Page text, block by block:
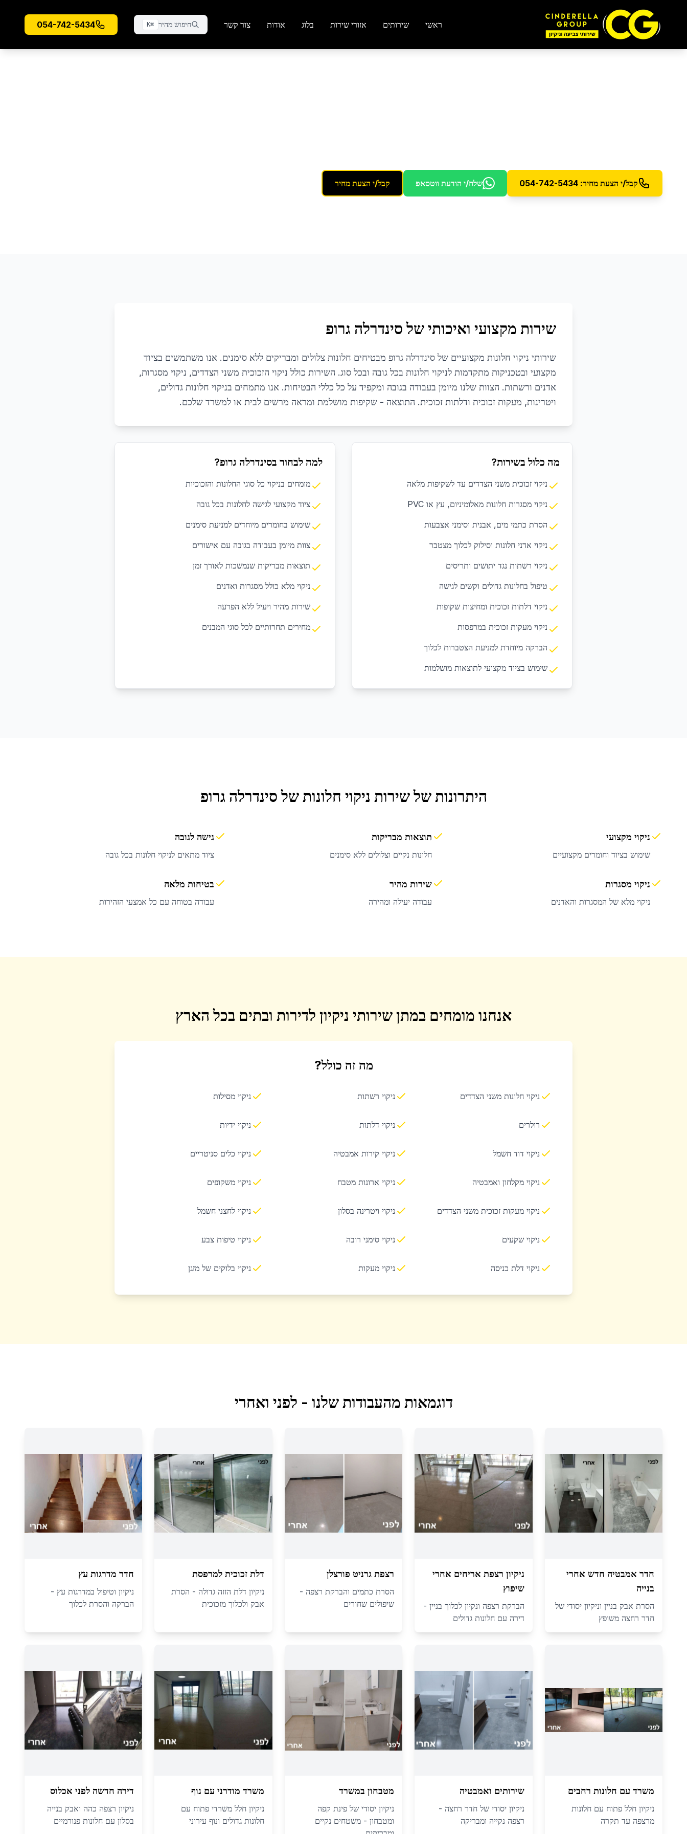
ראשי שירותים אזורי שירות בלוג אודות צור קשר חיפוש מהיר ⌘
K
054-742-5434
קבל/י הצעת מחיר: 054-742-5434 שלח/י הודעת ווטסאפ קבל/י הצעת מחיר
שירות מקצועי ואיכותי של סינדרלה גרופ
שירותי ניקוי חלונות מקצועיים של סינדרלה גרופ מבטיחים חלונות צלולים ומבריקים ללא סימנים. אנו משתמשים בציוד
מקצועי ובטכניקות מתקדמות לניקוי חלונות בכל גובה ובכל סוג. השירות כולל ניקוי הזכוכית משני הצדדים, ניקוי מסגרות,
אדנים ורשתות. הצוות שלנו מיומן בעבודה בגובה ומקפיד על כל כללי הבטיחות. אנו מתמחים בניקוי חלונות גדולים,
ויטרינות, מעקות זכוכית ודלתות זכוכית. התוצאה - שקיפות מושלמת ומראה מרשים לבית או למשרד שלכם.
מה כלול בשירות?
ניקוי זכוכית משני הצדדים עד לשקיפות מלאה
ניקוי מסגרות חלונות מאלומיניום, עץ או PVC
הסרת כתמי מים, אבנית וסימני אצבעות
ניקוי אדני חלונות וסילוק לכלוך מצטבר
ניקוי רשתות נגד יתושים ותריסים
טיפול בחלונות גדולים וקשים לגישה
ניקוי דלתות זכוכית ומחיצות שקופות
ניקוי מעקות זכוכית במרפסות
הברקה מיוחדת למניעת הצטברות לכלוך
שימוש בציוד מקצועי לתוצאות מושלמות
למה לבחור בסינדרלה גרופ?
מומחים בניקוי כל סוגי החלונות והזכוכיות
ציוד מקצועי לגישה לחלונות בכל גובה
שימוש בחומרים מיוחדים למניעת סימנים
צוות מיומן בעבודה בגובה עם אישורים
תוצאות מבריקות שנמשכות לאורך זמן
ניקוי מלא כולל מסגרות ואדנים
שירות מהיר ויעיל ללא הפרעה
מחירים תחרותיים לכל סוגי המבנים
היתרונות של שירות ניקוי חלונות של סינדרלה גרופ
ניקוי מקצועי
שימוש בציוד וחומרים מקצועיים
תוצאות מבריקות
חלונות נקיים וצלולים ללא סימנים
גישה לגובה
ציוד מתאים לניקוי חלונות בכל גובה
ניקוי מסגרות
ניקוי מלא של המסגרות והאדנים
שירות מהיר
עבודה יעילה ומהירה
בטיחות מלאה
עבודה בטוחה עם כל אמצעי הזהירות
אנחנו מומחים במתן שירותי ניקיון לדירות ובתים בכל הארץ
מה זה כולל?
ניקוי חלונות משני הצדדים ניקוי רשתות ניקוי מסילות
רולרים ניקוי דלתות ניקוי ידיות
ניקוי דוד חשמל ניקוי קירות אמבטיה ניקוי כלים סניטריים
ניקוי מקלחון ואמבטיה ניקוי ארונות מטבח ניקוי משקופים
ניקוי מעקות זכוכית משני הצדדים ניקוי ויטרינה בסלון ניקוי לחצני חשמל
ניקוי שקעים ניקוי סימני רובה ניקוי טיפות צבע
ניקוי דלת כניסה ניקוי מעקות ניקוי בלוקים של מזגן
דוגמאות מהעבודות שלנו - לפני ואחרי
חדר אמבטיה חדש אחרי
בנייה
הסרת אבק בניין וניקיון יסודי של
חדר רחצה משופץ
ניקיון רצפת אריחים אחרי
שיפוץ
הברקת רצפה ונקיון לכלוך בניין -
דירה עם חלונות גדולים
רצפת גרניט פורצלן
הסרת כתמים והברקת רצפה -
שיפולים שחורים
דלת זכוכית למרפסת
ניקיון דלת הזזה גדולה - הסרת
אבק ולכלוך מזכוכית
חדר מדרגות עץ
ניקיון וטיפול במדרגות עץ -
הברקה והסרת לכלוך
משרד עם חלונות רחבים
ניקיון חלל פתוח עם חלונות
מרצפה עד תקרה
שירותים ואמבטיה
ניקיון יסודי של חדר רחצה -
רצפה נקייה ומבריקה
מטבחון במשרד
ניקיון יסודי של פינת קפה
ומטבחון - משטחים נקיים
משרד מודרני עם נוף
ניקיון חלל משרדי פתוח עם
חלונות גדולים ונוף עירוני
דירה חדשה לפני אכלוס
ניקיון רצפה כהה ואבק בנייה
בסלון עם חלונות פנורמיים